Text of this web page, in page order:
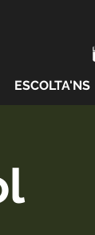
ESCOLTA'NS